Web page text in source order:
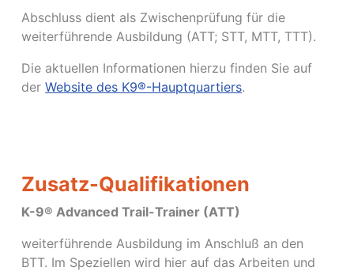
Abschluss dient als Zwischenprüfung für die
weiterführende Ausbildung (ATT; STT, MTT, TTT).
Die aktuellen Informationen hierzu finden Sie auf
derWebsite des K9®-Hauptquartiers.
Zusatz-Qualifikationen
K-9® Advanced Trail-Trainer (ATT)
weiterführende Ausbildung im Anschluß an den
BTT. Im Speziellen wird hier auf das Arbeiten und